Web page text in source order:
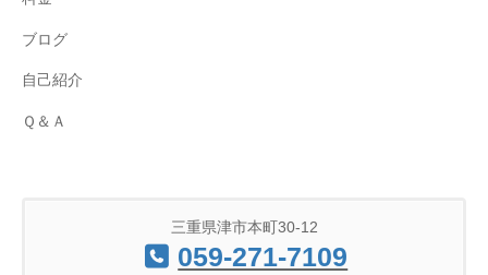
ブログ
自己紹介
Ｑ＆Ａ
三重県津市本町30-12
059-271-7109